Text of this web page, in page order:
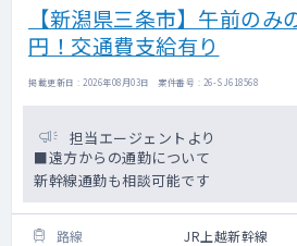
【新潟県三条市】午前の
円！交通費支給有り
掲載更新日 : 2026年08月03日 案件番号 : 26-SJ618568
担当エージェントより
■遠方からの通勤について
新幹線通勤も相談可能です
路線 JR上越新幹線